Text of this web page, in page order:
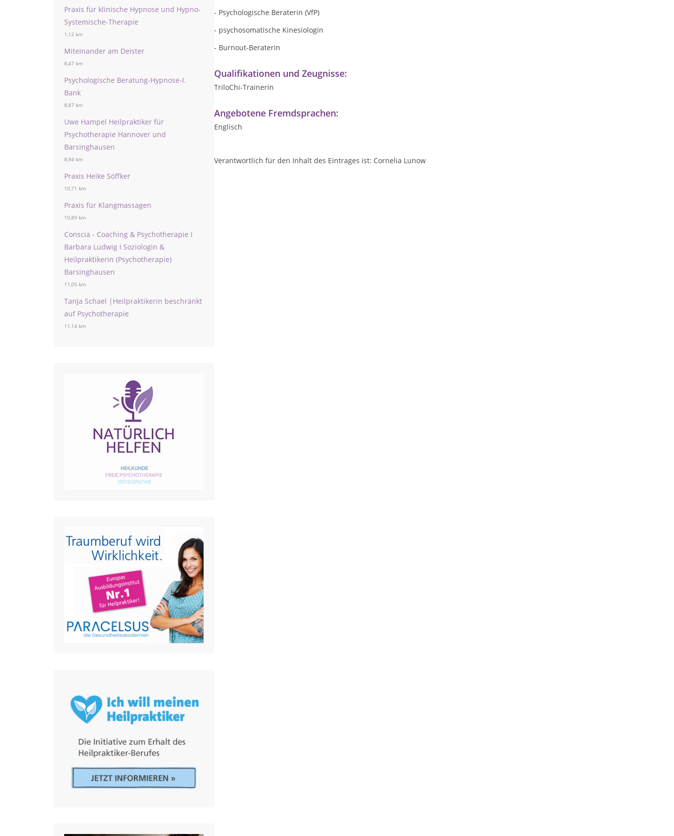
Praxis für klinische Hypnose und Hypno-
Systemische-Therapie
1,12 km
Miteinander am Deister
8,47 km
Psychologische Beratung-Hypnose-I.
Bank
8,87 km
Uwe Hampel Heilpraktiker für
Psychotherapie Hannover und
Barsinghausen
8,94 km
Praxis Heike Söffker
10,71 km
Praxis für Klangmassagen
10,89 km
Conscia - Coaching & Psychotherapie I
Barbara Ludwig I Soziologin &
Heilpraktikerin (Psychotherapie)
Barsinghausen
11,05 km
Tanja Schael |Heilpraktikerin beschränkt
auf Psychotherapie
11,14 km
- Psychologische Beraterin (VfP)
- psychosomatische Kinesiologin
- Burnout-Beraterin
Qualifikationen und Zeugnisse:
TriloChi-Trainerin
Angebotene Fremdsprachen:
Englisch
Verantwortlich für den Inhalt des Eintrages ist: Cornelia Lunow